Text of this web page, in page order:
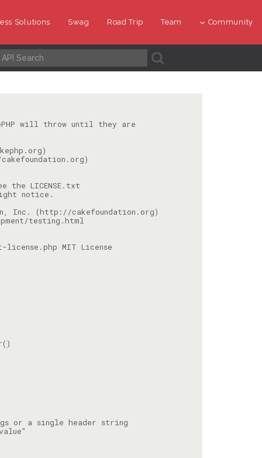
Solutions Swag Road Trip Team Community
A